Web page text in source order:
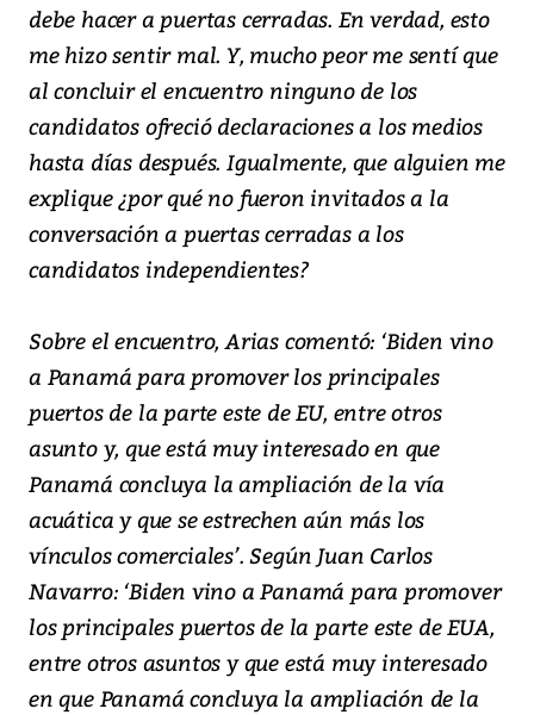
debe hacer a puertas cerradas. En verdad, esto
me hizo sentir mal. Y, mucho peor me sentí que
al concluir el encuentro ninguno de los
candidatos ofreció declaraciones a los medios
hasta días después. Igualmente, que alguien me
explique ¿por qué no fueron invitados a la
conversación a puertas cerradas a los
candidatos independientes?
Sobre el encuentro, Arias comentó: ‘Biden vino
a Panamá para promover los principales
puertos de la parte este de EU, entre otros
asunto y, que está muy interesado en que
Panamá concluya la ampliación de la vía
acuática y que se estrechen aún más los
vínculos comerciales’. Según Juan Carlos
Navarro: ‘Biden vino a Panamá para promover
los principales puertos de la parte este de EUA,
entre otros asuntos y que está muy interesado
en que Panamá concluya la ampliación de la